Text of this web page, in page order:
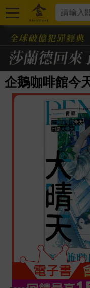
企鵝咖啡館今